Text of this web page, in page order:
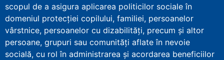
scopul de a asigura aplicarea politicilor sociale în
domeniul protecţiei copilului, familiei, persoanelor
vârstnice, persoanelor cu dizabilităţi, precum şi altor
persoane, grupuri sau comunităţi aflate în nevoie
socială, cu rol în administrarea şi acordarea beneficiilor